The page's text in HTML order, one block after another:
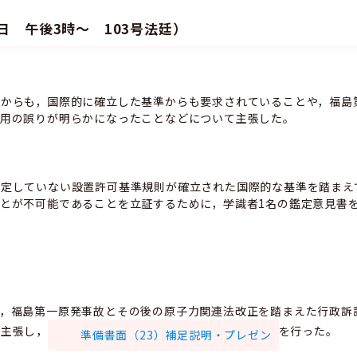
午後3時～ 103号法廷）
らも，国際的に確立した基準からも要求されていることや，福
の誤りが明らかになったことなどについて主張した。
していない設置許可基準規則が確立された国際的な基準を踏ま
が不可能であることを立証するために，学識者1名の鑑定意見書
福島第一原発事故とその後の原子力関連法改正を踏まえた行政
張し，
準備書面（23）補足説明・プレゼン を行った。